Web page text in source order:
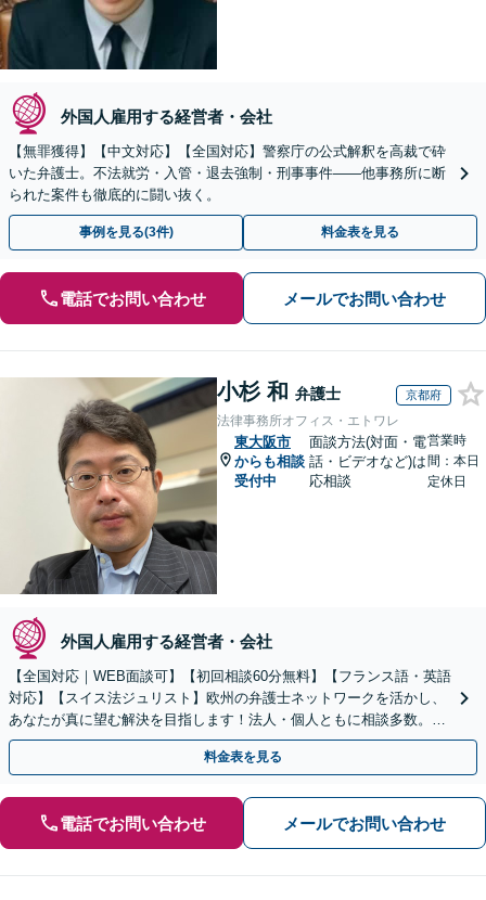
外国人雇用する経営者・会社
【無罪獲得】【中文対応】【全国対応】警察庁の公式解釈を高裁で砕
いた弁護士。不法就労・入管・退去強制・刑事事件——他事務所に断
られた案件も徹底的に闘い抜く。
事例を見る(3件) 料金表を見る
電話でお問い合わせ メールでお問い合わせ
小杉 和 弁護士 京都府
法律事務所オフィス・エトワレ
東大阪市
からも相談
受付中
面談方法(対面・電
話・ビデオなど)は
応相談
営業時
間：本日
定休日
外国人雇用する経営者・会社
【全国対応｜WEB面談可】【初回相談60分無料】【フランス語・英語
対応】【スイス法ジュリスト】欧州の弁護士ネットワークを活かし、
あなたが真に望む解決を目指します！法人・個人ともに相談多数。細
やかな連絡と粘り強い交渉を徹底【休日・夜間相談可】
料金表を見る
電話でお問い合わせ メールでお問い合わせ